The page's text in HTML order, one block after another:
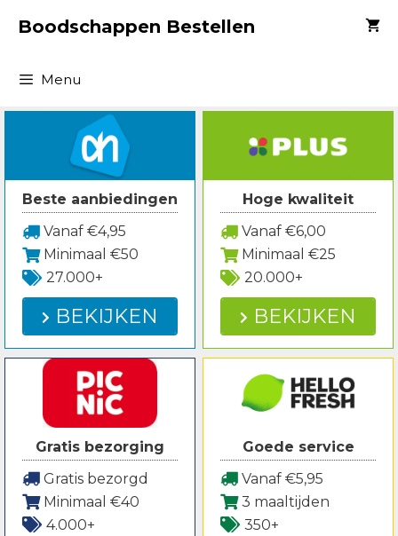
naarBoodschappen Bestellen
Menu
Beste aanbiedingen
Vanaf €4,95
Minimaal €50
27.000+
BEKIJKEN
Hoge kwaliteit
Vanaf €6,00
Minimaal €25
20.000+
BEKIJKEN
Gratis bezorging
Gratis bezorgd
Minimaal €40
4.000+
Goede service
Vanaf €5,95
3 maaltijden
350+